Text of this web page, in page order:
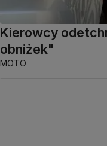
Kierowcy
obniżek"
MOTO